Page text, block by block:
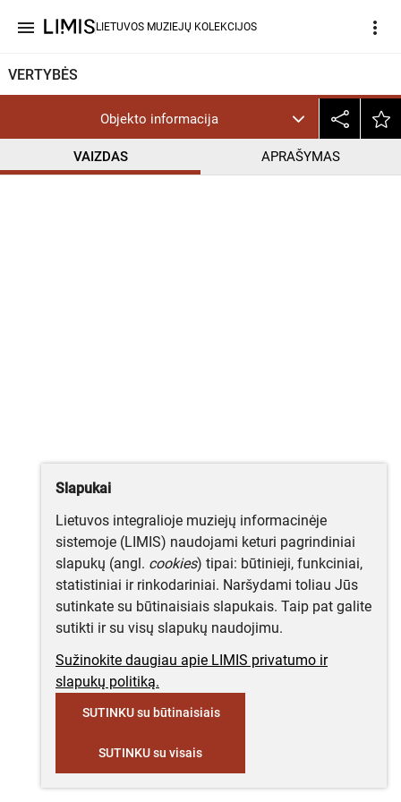
menu LIETUVOS MUZIEJŲ KOLEKCIJOS more_vert
VERTYBĖS
Objekto informacija
VAIZDAS APRAŠYMAS
help_outline
Slapukai
Lietuvos integralioje muziejų informacinėje
sistemoje (LIMIS) naudojami keturi pagrindiniai
slapukų (angl. cookies) tipai: būtinieji, funkciniai,
statistiniai ir rinkodariniai. Naršydami toliau Jūs
sutinkate su būtinaisiais slapukais. Taip pat galite
sutikti ir su visų slapukų naudojimu.
Sužinokite daugiau apie LIMIS privatumo ir
slapukų politiką.
SUTINKU su būtinaisiais
SUTINKU su visais